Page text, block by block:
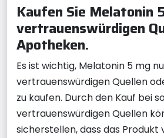
Kaufen Sie Melatonin
vertrauenswürdigen
Apotheken.
Es ist wichtig, Melatonin 5 mg
vertrauenswürdigen Quellen
zu kaufen. Durch den Kauf bei
vertrauenswürdigen Quellen
sicherstellen, dass das Produkt